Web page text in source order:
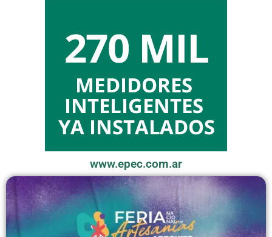
www.epec.com.ar